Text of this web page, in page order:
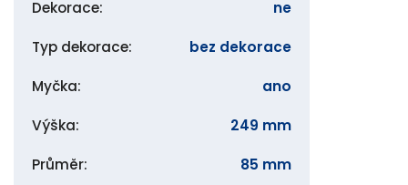
Dekorace: ne
Typ dekorace: bez dekorace
Myčka: ano
Výška: 249 mm
Průměr: 85 mm